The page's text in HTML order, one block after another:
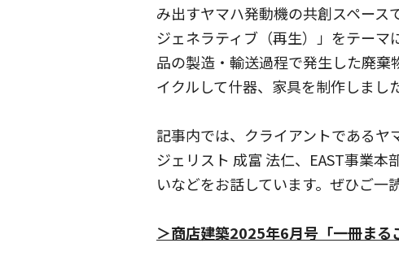
み出すヤマハ発動機の共創スペース
ジェネラティブ（再生）」をテーマ
品の製造・輸送過程で発生した廃棄
イクルして什器、家具を制作しまし
記事内では、クライアントであるヤ
ジェリスト 成富 法仁、EAST事業
いなどをお話しています。ぜひご一
＞商店建築2025年6月号「一冊まる